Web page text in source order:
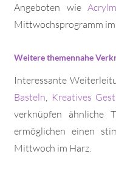
Angeboten wie
Mittwochsprogramm im
Weitere themennahe
Interessante
Basteln, Kreatives
verknüpfen ähnliche
ermöglichen einen
Mittwoch im Harz.